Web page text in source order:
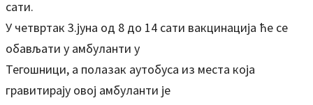
сати.
У четвртак 3.јуна од 8 до 14 сати вакцинација ће се
обављати у амбуланти у
Тегошници, а полазак аутобуса из места која
гравитирају овој амбуланти је